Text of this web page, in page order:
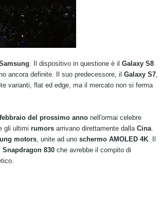
. Il dispositivo in questione è il Galaxy S8
ancora definite. Il suo predecessore, il Galaxy S7,
varianti, flat ed edge, ma il mercato non si ferma
febbraio del prossimo anno nell'ormai celebre
gli ultimi rumors arrivano direttamente dalla Cina.
motors, unite ad uno schermo AMOLED 4K. Il
830 che avrebbe il compito di